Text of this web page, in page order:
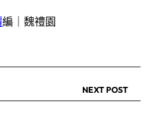
編｜魏禮園
NEXT POST